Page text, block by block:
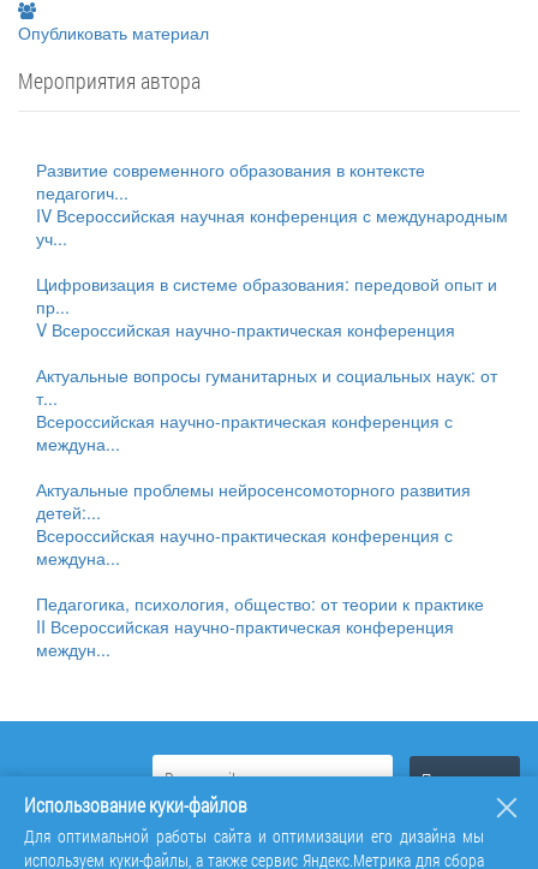
Опубликовать материал
Мероприятия автора
Развитие современного образования в контексте
педагогич...
IV Всероссийская научная конференция с международным
уч...
Цифровизация в системе образования: передовой опыт и
пр...
V Всероссийская научно-практическая конференция
Актуальные вопросы гуманитарных и социальных наук: от
т...
Всероссийская научно-практическая конференция с
междуна...
Актуальные проблемы нейросенсомоторного развития
детей:...
Всероссийская научно-практическая конференция с
междуна...
Педагогика, психология, общество: от теории к практике
II Всероссийская научно-практическая конференция
междун...
Использование куки-файлов
Для оптимальной работы сайта и оптимизации его дизайна мы
используем куки-файлы, а также сервис Яндекс.Метрика для сбора